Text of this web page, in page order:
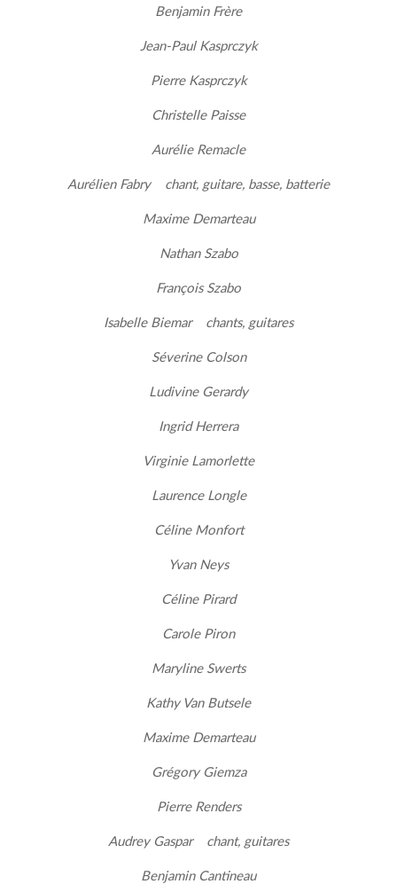
Benjamin Frère
Jean-Paul Kasprczyk
Pierre Kasprczyk
Christelle Paisse
Aurélie Remacle
Aurélien Fabry chant, guitare, basse, batterie
Maxime Demarteau
Nathan Szabo
François Szabo
Isabelle Biemar chants, guitares
Séverine Colson
Ludivine Gerardy
Ingrid Herrera
Virginie Lamorlette
Laurence Longle
Céline Monfort
Yvan Neys
Céline Pirard
Carole Piron
Maryline Swerts
Kathy Van Butsele
Maxime Demarteau
Grégory Giemza
Pierre Renders
Audrey Gaspar chant, guitares
Benjamin Cantineau